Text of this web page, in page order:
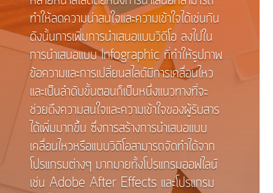
ทำให้ลดความน่าสนใจและความเข้าใจได้เช่นกัน
ดังนั้นการเพิ่มการนำเสนอแบบวิดีโอ ลงไปใน
การนำเสนอแบบ Infographic ที่ทำให้รูปภาพ
ข้อความและการเปลี่ยนสไลด์มีการเคลื่อนไหว
และเป็นลำดับขั้นตอนก็เป็นหนึ่งแนวทางที่จะ
ช่วยดึงความสนใจและความเข้าใจของผู้รับสาร
ได้เพิ่มมากขึ้น ซึ่งการสร้างการนำเสนอแบบ
เคลื่อนไหวหรือแบบวิดีโอสามารถจัดทำได้จาก
โปรแกรมต่างๆ มากมายทั้งโปรแกรมออฟไลน์
เช่น Adobe After Effects และโปรแกรม